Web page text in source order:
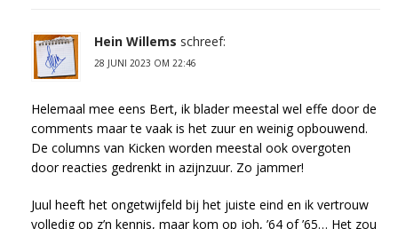
Hein Willems schreef:
28 JUNI 2023 OM 22:46
Helemaal mee eens Bert, ik blader meestal wel effe door de
comments maar te vaak is het zuur en weinig opbouwend.
De columns van Kicken worden meestal ook overgoten
door reacties gedrenkt in azijnzuur. Zo jammer!
Juul heeft het ongetwijfeld bij het juiste eind en ik vertrouw
volledig op z’n kennis, maar kom op joh, ’64 of ’65… Het zou